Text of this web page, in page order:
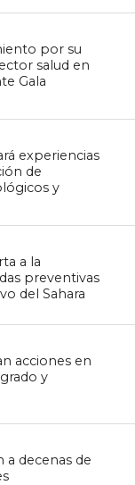
por su
salud en
Gala
experiencias
de
y
a la
preventivas
del Sahara
acciones en
y
a decenas de